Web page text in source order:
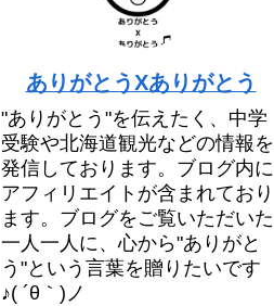
ありがとうXありがとう
"ありがとう"を伝えたく、中学
受験や北海道観光などの情報を
発信しております。ブログ内に
アフィリエイトが含まれており
ます。ブログをご覧いただいた
一人一人に、心から"ありがと
う"という言葉を贈りたいです
♪( ´θ｀)ノ